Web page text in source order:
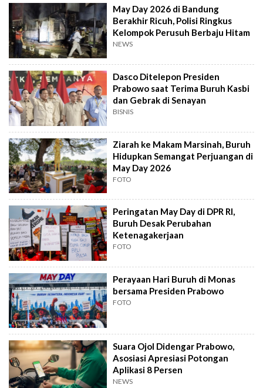
May Day 2026 di Bandung
Berakhir Ricuh, Polisi Ringkus
Kelompok Perusuh Berbaju Hitam
NEWS
Dasco Ditelepon Presiden
Prabowo saat Terima Buruh Kasbi
dan Gebrak di Senayan
BISNIS
Ziarah ke Makam Marsinah, Buruh
Hidupkan Semangat Perjuangan di
May Day 2026
FOTO
Peringatan May Day di DPR RI,
Buruh Desak Perubahan
Ketenagakerjaan
FOTO
Perayaan Hari Buruh di Monas
bersama Presiden Prabowo
FOTO
Suara Ojol Didengar Prabowo,
Asosiasi Apresiasi Potongan
Aplikasi 8 Persen
NEWS